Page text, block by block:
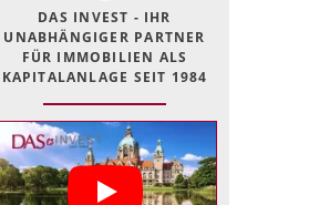
DAS INVEST - IHR
UNABHÄNGIGER PARTNER
FÜR IMMOBILIEN ALS
KAPITALANLAGE SEIT 1984